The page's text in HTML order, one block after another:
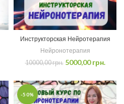
Инструкторская Нейротерапия
Нейронотерапия
10000,00грн. 5000,00грн.
-50%